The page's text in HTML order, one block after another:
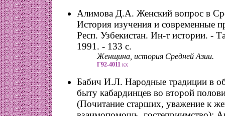
Алимова Д.А. Женский вопрос в
История изучения и современные
Респ. Узбекистан. Ин-т истории. -
1991. - 133 с.
Женщина, история Средней Азии.
Г92-4011 кх
Бабич И.Л. Народные традиции в
быту кабардинцев во второй
(Почитание старших, уважение к